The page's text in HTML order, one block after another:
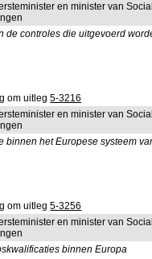
en minister van
de controles die uitgevoerd
om uitleg5-3216
en minister van
binnen het Europese systeem
om uitleg5-3256
en minister van
binnen Europa